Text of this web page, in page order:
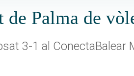
Palma de
3-1 al ConectaBalear